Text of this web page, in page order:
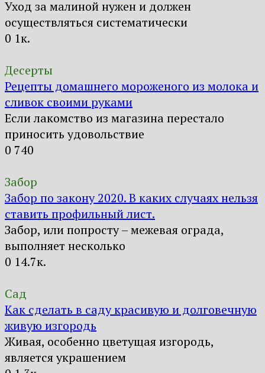
Уход за малиной нужен и должен
осуществляться систематически
0 1к.
Десерты
Рецепты домашнего мороженого из молока и
сливок своими руками
Если лакомство из магазина перестало
приносить удовольствие
0 740
Забор
Забор по закону 2020. В каких случаях нельзя
ставить профильный лист.
Забор, или попросту – межевая ограда,
выполняет несколько
0 14.7к.
Сад
Как сделать в саду красивую и долговечную
живую изгородь
Живая, особенно цветущая изгородь,
является украшением